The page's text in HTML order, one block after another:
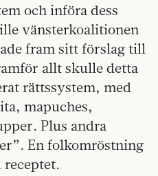
och införa dess
vänsterkoalitionen
fram sitt förslag till
allt skulle detta
rättssystem, med
mapuches,
Plus andra
En folkomröstning